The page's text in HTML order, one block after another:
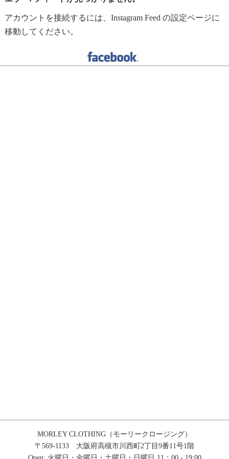
アカウントを接続するには、Instagram Feed の設定ページに
移動してください。
MORLEY CLOTHING（モーリークロージング）
〒569-1133 大阪府高槻市川西町2丁目9番11号1階